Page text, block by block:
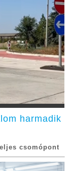
harmadik
csomópont